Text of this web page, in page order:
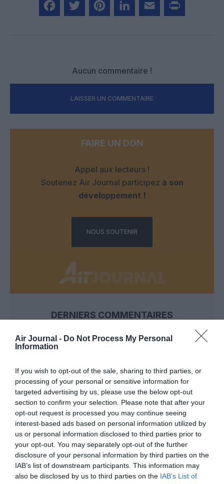
Air Journal - Do Not Process My Personal
Information
If you wish to opt-out of the sale, sharing to third parties, or
processing of your personal or sensitive information for
targeted advertising by us, please use the below opt-out
section to confirm your selection. Please note that after your
opt-out request is processed you may continue seeing
interest-based ads based on personal information utilized by
us or personal information disclosed to third parties prior to
your opt-out. You may separately opt-out of the further
disclosure of your personal information by third parties on the
IAB’s list of downstream participants. This information may
also be disclosed by us to third parties on the IAB’s List of
Aucun commentaire !
LAISSER UN COMMENTAIRE
FAIRE UN DON
Appel aux lecteurs !
Soutenez Air Journal participez à son
développement !
NOUS SOUTENIR
DERNIERS COMMENTAIRES
Airlines relie l’Écosse à l’Australie
Badissi novembria commenté l'article :
Nice–Corse : ces vols électriques qui se profilent à
l’horizon 2030
ryanair vatry